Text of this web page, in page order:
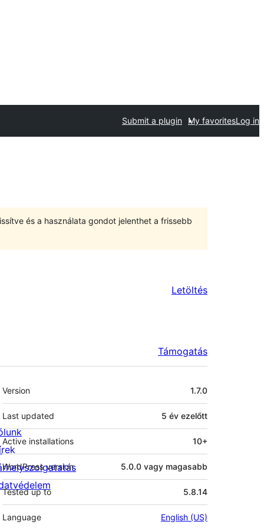
Submit a plugin My favoritesLog in
és a használata gondot jelenthet a frissebb
Letöltés
Támogatás
Meta
Version 1.7.0
Last updated 5 év ezelőtt
Active installations 10+
WordPress version 5.0.0 vagy magasabb
Tested up to 5.8.14
Language English (US)